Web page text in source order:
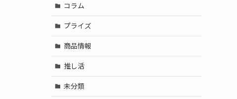
コラム
プライズ
商品情報
推し活
未分類